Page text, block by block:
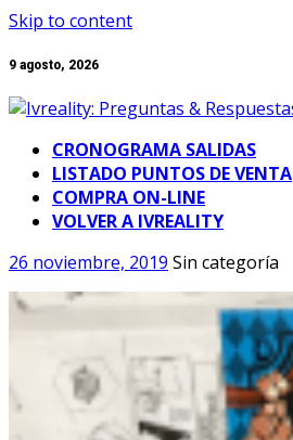
Skip to content
9 agosto, 2026
CRONOGRAMA SALIDAS
LISTADO PUNTOS DE VENTA
COMPRA ON-LINE
VOLVER A IVREALITY
26 noviembre, 2019 Sin categoría